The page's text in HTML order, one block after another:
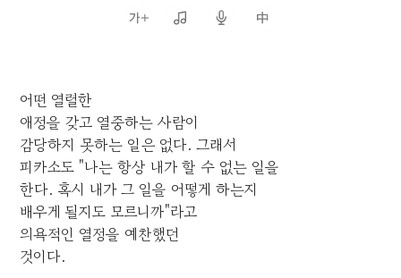
어떤 열렬한
애정을 갖고 열중하는 사람이
감당하지 못하는 일은 없다. 그래서
피카소도 "나는 항상 내가 할 수 없는 일을
한다. 혹시 내가 그 일을 어떻게 하는지
배우게 될지도 모르니까"라고
의욕적인 열정을 예찬했던
것이다.